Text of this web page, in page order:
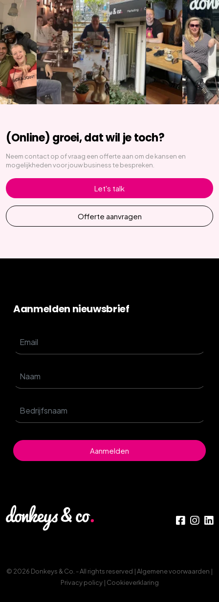
(Online) groei, dat wil je toch?
Neem contact op of vraag een offerte aan om de kansen en
mogelijkheden voor jouw business te bespreken.
Let's talk
Offerte aanvragen
Aanmelden nieuwsbrief
Aanmelden
© 2026 Donkeys & Co. - All rights reserved |Algemene voorwaarden |
Privacy policy| Cookieverklaring